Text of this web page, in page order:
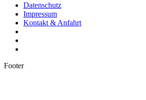
Datenschutz
Impressum
Kontakt & Anfahrt
Footer